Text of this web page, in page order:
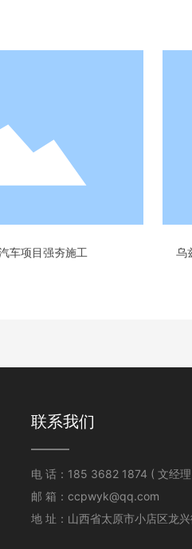
车项目强夯施工 乌
联系我们
电 话： 185 3682 1874 ( 文经
邮 箱： ccpwyk@qq.com
地 址：山西省太原市小店区龙